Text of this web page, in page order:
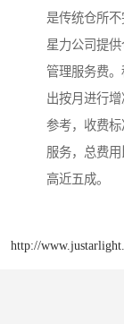
是传统仓所不
星力公司提
管理服务费
出按月进行
参考，收费
服务，总费
高近五成。
http://